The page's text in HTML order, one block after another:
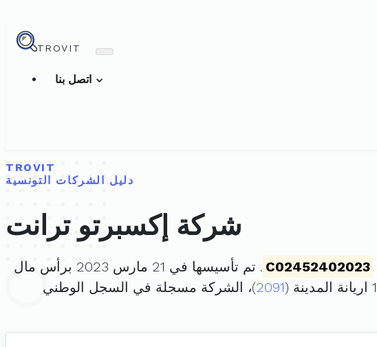
TROVIT
TROVIT
دليل الشركات التونسية
شركة إكسبرتو ترانت
C02452402023
. تم تأسيسها في 21 مارس 2023 برأس مال
2091)، الشركة مسجلة في السجل الوطني